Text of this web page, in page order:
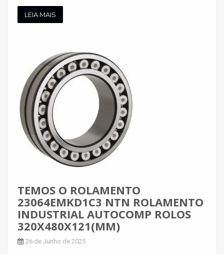
LEIA MAIS
TEMOS O ROLAMENTO
23064EMKD1C3 NTN ROLAMENTO
INDUSTRIAL AUTOCOMP ROLOS
320X480X121(MM)
26 de Junho de 2025